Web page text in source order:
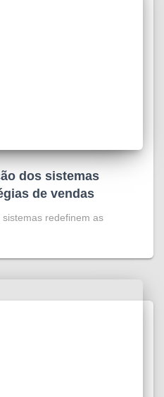
dos sistemas
de vendas
redefinem as